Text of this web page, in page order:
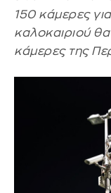
150 κάμερες
καλοκαιριού
κάμερες της